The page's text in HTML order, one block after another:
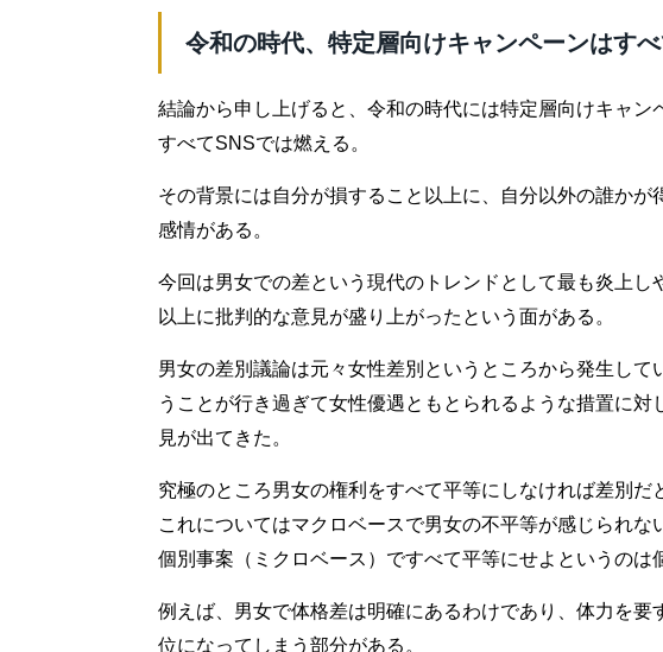
令和の時代、特定層向けキャンペーンはす
結論から申し上げると、令和の時代には特定層向けキャン
すべてSNSでは燃える。
その背景には自分が損すること以上に、自分以外の誰か
感情がある。
今回は男女での差という現代のトレンドとして最も炎上
以上に批判的な意見が盛り上がったという面がある。
男女の差別議論は元々女性差別というところから発生して
うことが行き過ぎて女性優遇ともとられるような措置に
見が出てきた。
究極のところ男女の権利をすべて平等にしなければ差別だ
これについてはマクロベースで男女の不平等が感じられな
個別事案（ミクロベース）ですべて平等にせよというのは
例えば、男女で体格差は明確にあるわけであり、体力を
位になってしまう部分がある。